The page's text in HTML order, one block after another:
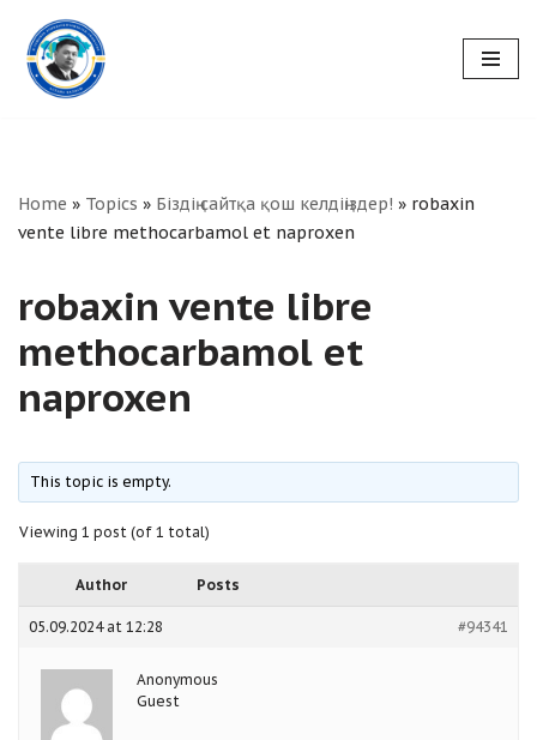
Skip
to
Home » Topics » Біздің сайтқа қош келдіңіздер! » robaxin
vente libre methocarbamol et naproxen
robaxin vente libre
methocarbamol et
naproxen
This topic is empty.
Viewing 1 post (of 1 total)
Author Posts
05.09.2024 at 12:28 #94341
Anonymous
Guest